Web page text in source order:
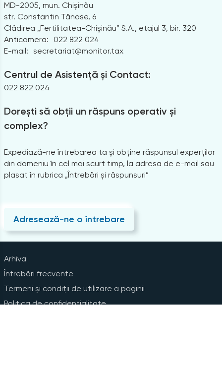
MD-2005, mun. Chișinău
str. Constantin Tănase, 6
Clădirea „Fertilitatea-Chișinău” S.A., etajul 3, bir. 320
Anticamera:
022 822 024
E-mail: secretariat@monitor.tax
Centrul de Asistență și Contact:
022 822 024
Dorești să obții un răspuns operativ și
complex?
Expediază-ne întrebarea ta și obține răspunsul experților
din domeniu în cel mai scurt timp, la adresa de e-mail sau
plasat în rubrica „Întrebări și răspunsuri”
Adresează-ne o întrebare
Arhiva
Întrebări frecvente
Termeni și condiții de utilizare a paginii
Politica de confidențialitate